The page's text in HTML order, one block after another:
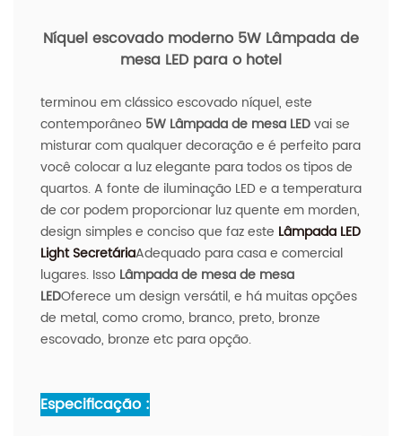
Níquel escovado moderno 5W Lâmpada de
mesa LED para o hotel
terminou em clássico escovado níquel, este
contemporâneo 5W Lâmpada de mesa LEDvai se
misturar com qualquer decoração e é perfeito para
você colocar a luz elegante para todos os tipos de
quartos. A fonte de iluminação LED e a temperatura
de cor podem proporcionar luz quente em morden,
design simples e conciso que faz este Lâmpada LED
Light SecretáriaAdequado para casa e comercial
lugares. Isso Lâmpada de mesa de mesa
LEDOferece um design versátil, e há muitas opções
de metal, como cromo, branco, preto, bronze
escovado, bronze etc para opção.
Especificação :